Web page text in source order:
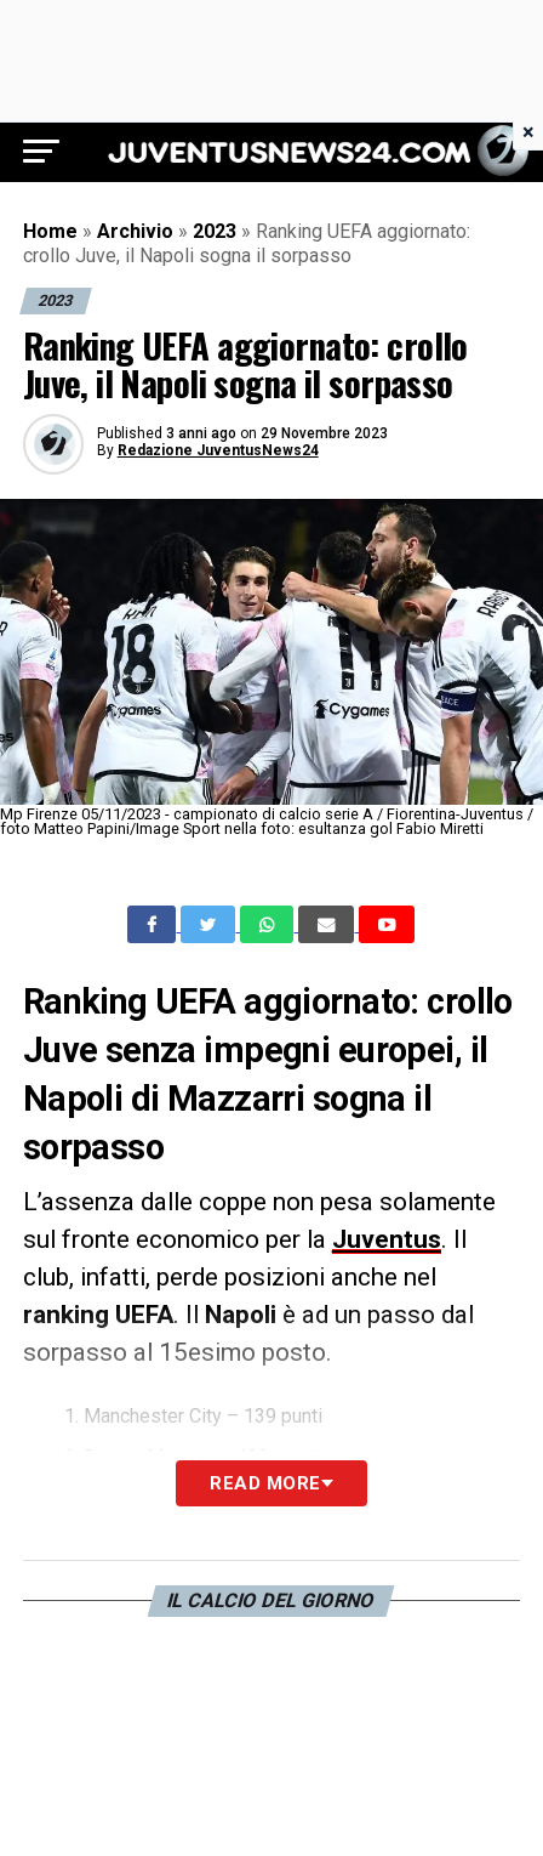
Juventus News 24
Home » Archivio » 2023 » Ranking UEFA aggiornato:
crollo Juve, il Napoli sogna il sorpasso
2023
Ranking UEFA aggiornato: crollo
Juve, il Napoli sogna il sorpasso
Published 3 anni ago on 29 Novembre 2023
By Redazione JuventusNews24
Mp Firenze 05/11/2023 - campionato di calcio serie A / Fiorentina-Juventus /
foto Matteo Papini/Image Sport nella foto: esultanza gol Fabio Miretti
Ranking UEFA aggiornato: crollo
Juve senza impegni europei, il
Napoli di Mazzarri sogna il
sorpasso
L’assenza dalle coppe non pesa solamente
sul fronte economico per la Juventus. Il
club, infatti, perde posizioni anche nel
ranking UEFA. Il Napoli è ad un passo dal
sorpasso al 15esimo posto.
Manchester City – 139 punti
Bayern Monaco – 133 punti
Real Madrid – 119 punti
Liverpool – 100 punti
Inter – 97 punti
READ MORE
IL CALCIO DEL GIORNO
×